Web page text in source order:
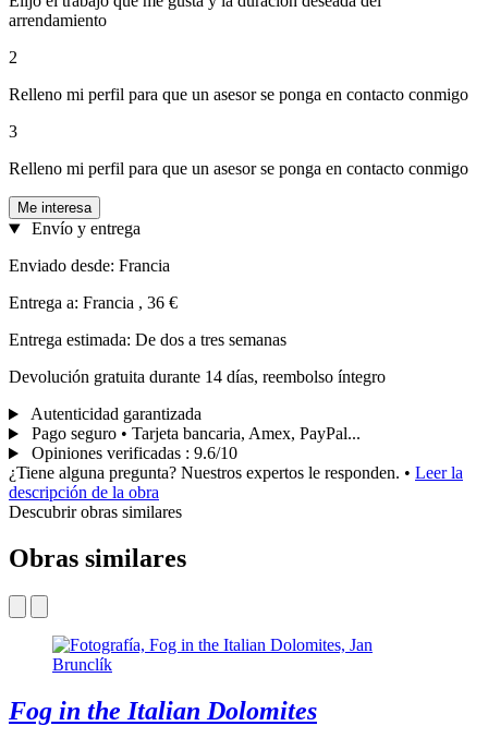
arrendamiento
2
Relleno mi perfil para que un asesor se ponga en contacto conmigo
3
Relleno mi perfil para que un asesor se ponga en contacto conmigo
Me interesa
Envío y entrega
Enviado desde: Francia
Entrega a: Francia , 36 €
Entrega estimada: De dos a tres semanas
Devolución gratuita durante 14 días, reembolso íntegro
Autenticidad garantizada
Pago seguro • Tarjeta bancaria, Amex, PayPal...
Opiniones verificadas : 9.6/10
¿Tiene alguna pregunta? Nuestros expertos le responden. • Leer la
descripción de la obra
Descubrir obras similares
Obras similares
Fog in the Italian Dolomites